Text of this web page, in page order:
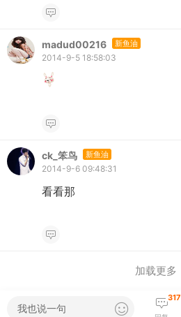
madud00216 新鱼油
2014-9-5 18:58:03
ck_笨鸟 新鱼油
2014-9-6 09:48:31
看看那
加载更多
我也说一句
317